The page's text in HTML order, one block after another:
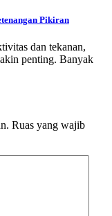
Pikiran
dan tekanan,
penting. Banyak
Ruas yang wajib